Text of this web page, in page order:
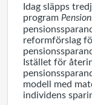
Idag släpps
program
reformförslag
Istället för
modell med
individens